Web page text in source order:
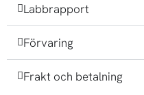
Labbrapport
Förvaring
Frakt och betalning